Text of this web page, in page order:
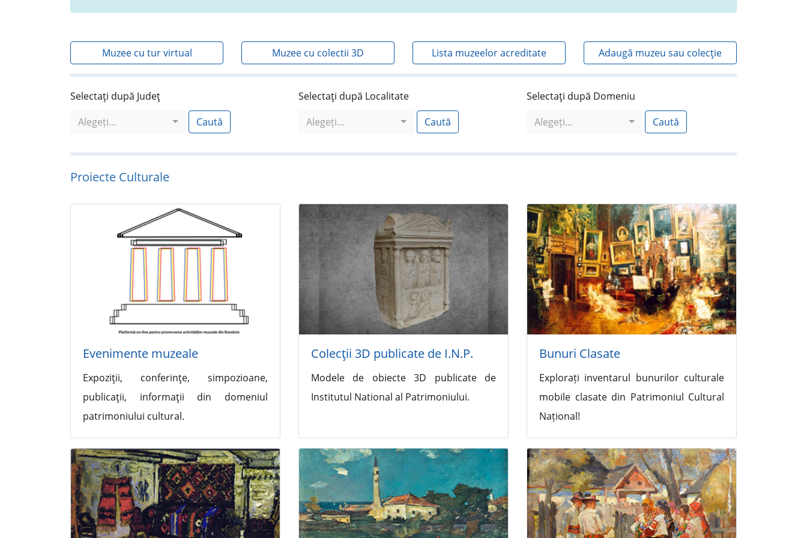
Muzee cu tur virtual Muzee cu colectii 3D Lista muzeelor acreditate Adaugă muzeu sau colecţie
Selectaţi după Judeţ
Alegeți...
Caută
Selectaţi după Localitate
Alegeți...
Caută
Selectaţi după Domeniu
Alegeți...
Caută
Proiecte Culturale
Evenimente muzeale
Expoziţii, conferinţe, simpozioane,
publicaţii, informaţii din domeniul
patrimoniului cultural.
Colecţii 3D publicate de I.N.P.
Modele de obiecte 3D publicate de
Institutul National al Patrimoniului.
Bunuri Clasate
Explorați inventarul bunurilor culturale
mobile clasate din Patrimoniul Cultural
Național!